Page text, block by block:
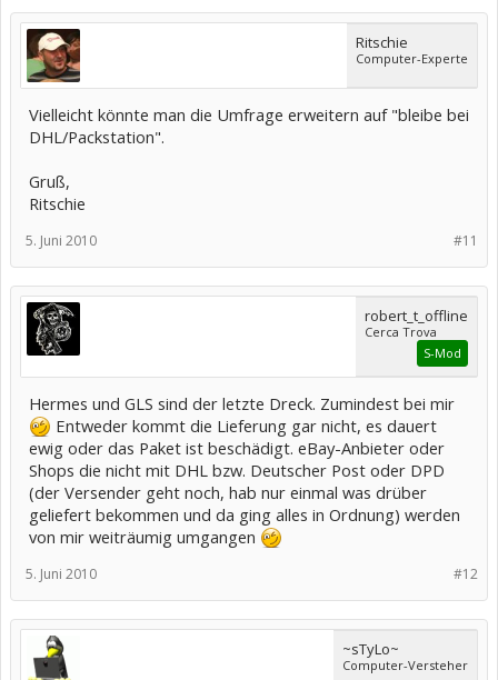
Ritschie
Computer-Experte
Vielleicht könnte man die Umfrage erweitern auf "bleibe bei
DHL/Packstation".
Gruß,
Ritschie
#11
5. Juni 2010
robert_t_offline
Cerca Trova
S-Mod
Hermes und GLS sind der letzte Dreck. Zumindest bei mir
Entweder kommt die Lieferung gar nicht, es dauert
ewig oder das Paket ist beschädigt. eBay-Anbieter oder
Shops die nicht mit DHL bzw. Deutscher Post oder DPD
(der Versender geht noch, hab nur einmal was drüber
geliefert bekommen und da ging alles in Ordnung) werden
von mir weiträumig umgangen
#12
5. Juni 2010
~sTyLo~
Computer-Versteher